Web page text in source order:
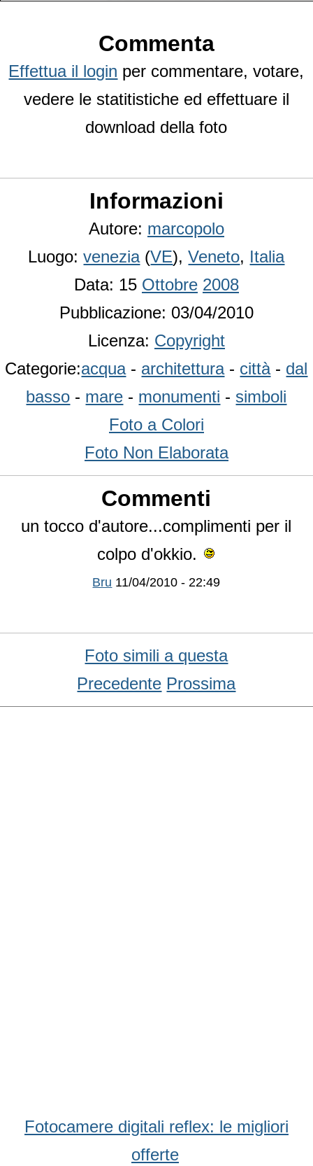
Commenta
Effettua il login per commentare, votare,
vedere le statitistiche ed effettuare il
download della foto
Informazioni
Autore: marcopolo
Luogo:venezia(VE),Veneto, Italia
Data: 15 Ottobre 2008
Pubblicazione: 03/04/2010
Licenza: Copyright
Categorie:acqua- architettura- città- dal
basso - mare - monumenti - simboli
Foto a Colori
Foto Non Elaborata
Commenti
un tocco d'autore...complimenti per il
colpo d'okkio.
Bru 11/04/2010 - 22:49
Foto simili a questa
Precedente Prossima
Fotocamere digitali reflex: le migliori
offerte